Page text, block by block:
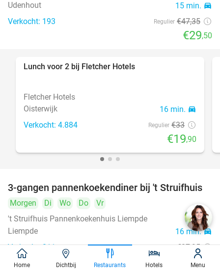
Udenhout 15 min. directions_car
Verkocht: 193 Regulier €47,35
€29,50
Lunch voor 2 bij Fletcher Hotels
Fletcher Hotels
Oisterwijk
16 min. directions_car
Verkocht: 4.884 Regulier €33
€19,90
43%
3-gangen pannenkoekendiner bij 't Struifhuis
Morgen Di Wo Do
Vr
't Struifhuis Pannenkoekenhuis Liempde
9.4star
Liempde 16 min.directions_car
Verkocht: 811 €27,95
€15,95
Home Dichtbij Restaurants Hotels Menu